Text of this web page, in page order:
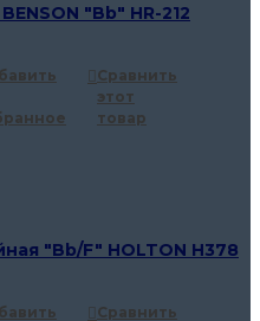
"Bb" HR-212
Сравнить
этот
товар
"Bb/F" HOLTON H378
Сравнить